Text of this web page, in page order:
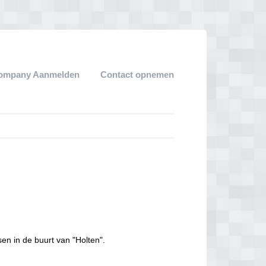
Aanmelden Contact opnemen
in de buurt van "Holten".